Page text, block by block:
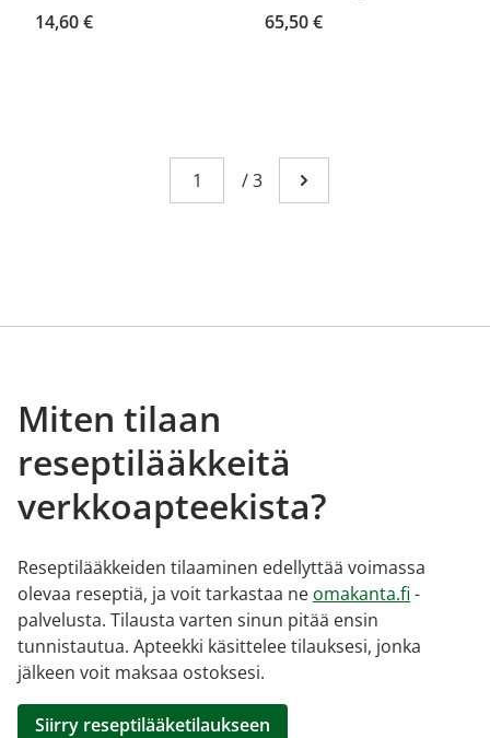
14,60 €
65,50 €
Sivu
You're currently reading page 1
/3 Mene seuraavalle
Miten tilaan
reseptilääkkeitä
verkkoapteekista?
Reseptilääkkeiden tilaaminen edellyttää voimassa
olevaa reseptiä, ja voit tarkastaa ne omakanta.fi -
palvelusta. Tilausta varten sinun pitää ensin
tunnistautua. Apteekki käsittelee tilauksesi, jonka
jälkeen voit maksaa ostoksesi.
Siirry reseptilääketilaukseen